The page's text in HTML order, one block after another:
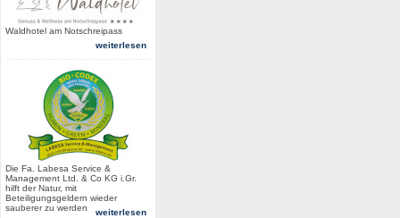
Waldhotel am Notschreipass
weiterlesen
Die Fa. Labesa Service &
Management Ltd. & Co KG i.Gr.
hilft der Natur, mit
Beteiligungsgeldern wieder
sauberer zu werden
weiterlesen